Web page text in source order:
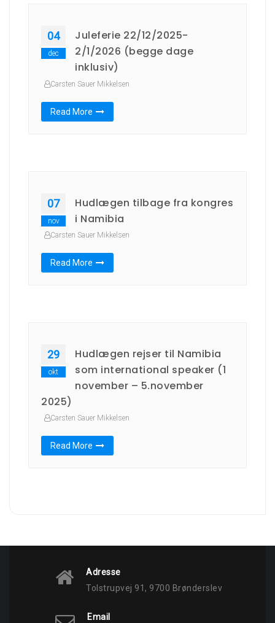
04
dec
Juleferie 22/12/2025-
2/1/2026 (begge dage
inklusiv)
Carsten Sauer Mikkelsen
Read More
07
nov
Hudlægen tilbage fra kongres
i Namibia
Carsten Sauer Mikkelsen
Read More
29
okt
Hudlægen rejser til Namibia
som international speaker (1
november – 5.november
2025)
Carsten Sauer Mikkelsen
Read More
Adresse
Tolstrupvej 91, 9700 Brønderslev
Email